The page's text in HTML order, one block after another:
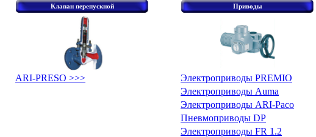
Клапан перепускной Приводы
ARI-PRESO >>>
Электроприводы PREMIO
Электроприводы Auma
Электроприводы ARI-Paco
Пневмоприводы DP
Электроприводы FR 1.2